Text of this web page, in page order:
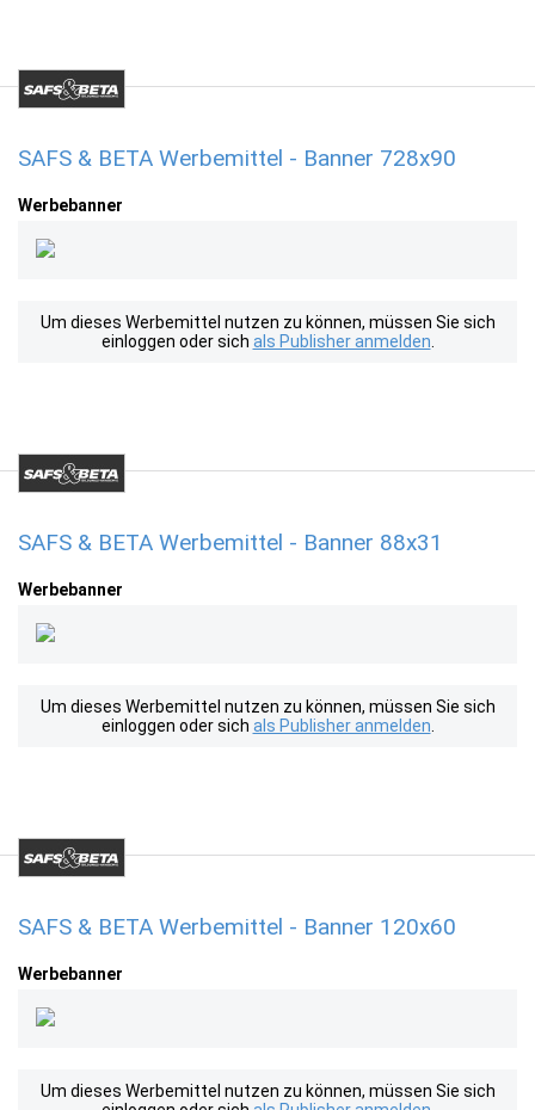
SAFS & BETA Werbemittel - Banner 728x90
Werbebanner
Um dieses Werbemittel nutzen zu können, müssen Sie sich
einloggen oder sich als Publisher anmelden
SAFS & BETA Werbemittel - Banner 88x31
Werbebanner
Um dieses Werbemittel nutzen zu können, müssen Sie sich
einloggen oder sich als Publisher anmelden
SAFS & BETA Werbemittel - Banner 120x60
Werbebanner
Um dieses Werbemittel nutzen zu können, müssen Sie sich